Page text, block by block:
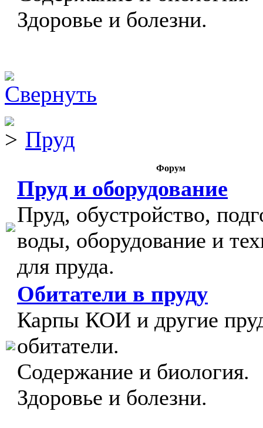
Здоровье и болезни.
Пруд
Форум
Пруд и оборудование
Пруд, обустройство,
воды, оборудование и
для пруда.
Обитатели в пруду
Карпы КОИ и другие
обитатели.
Содержание и биология.
Здоровье и болезни.